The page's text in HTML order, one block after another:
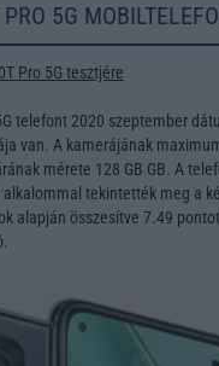
5G
Pro 5G tesztjére
telefont 2020 szeptember
van. A kamerájának
mérete 128 GB GB. A
tekintették meg a
alapján összesítve 7.49